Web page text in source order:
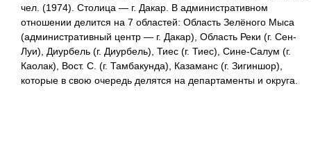
чел. (1974). Столица — г. Дакар. В административном
отношении делится на 7 областей: Область Зелёного Мыса
(административный центр — г. Дакар), Область Реки (г. Сен-
Луи), Диурбель (г. Диурбель), Тиес (г. Тиес), Сине-Салум (г.
Каолак), Вост. С. (г. Тамбакунда), Казаманс (г. Зигиншор),
которые в свою очередь делятся на департаменты и округа.